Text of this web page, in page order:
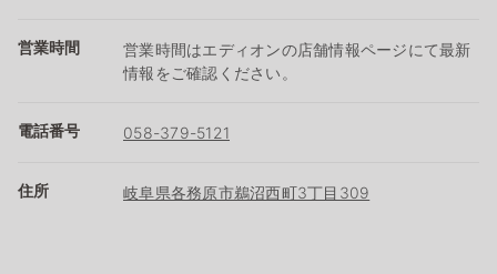
営業時間
営業時間はエディオンの店舗情報ページにて最新
情報をご確認ください。
電話番号 058-379-5121
住所 岐阜県各務原市鵜沼西町3丁目309